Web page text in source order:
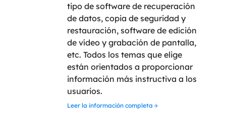
tipo de software de recuperación
de datos, copia de seguridad y
restauración, software de edición
de vídeo y grabación de pantalla,
etc. Todos los temas que elige
están orientados a proporcionar
información más instructiva a los
usuarios.
Leer la información completa